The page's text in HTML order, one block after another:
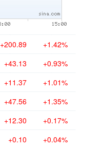
+200.89 +1.42%
+43.13 +0.93%
+11.37 +1.01%
+47.56 +1.35%
+12.30 +0.17%
+0.10 +0.04%